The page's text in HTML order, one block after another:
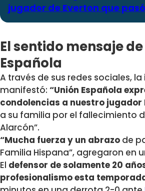
jugador de Everton que
El sentido mensaje
Española
A través de sus redes sociales,
manifestó: “Unión Española
condolencias a nuestro jugador
a su familia por el fallecimiento
Alarcón”.
“Mucha fuerza y un abrazo de
Familia Hispana”, agregaron en
El defensor de solamente 20
profesionalismo esta